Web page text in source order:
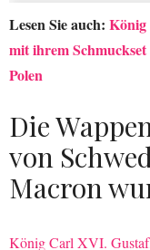
Lesen Sie auch:
mit ihrem
Polen
Die
von
Macron
König Carl XVI. Gustaf